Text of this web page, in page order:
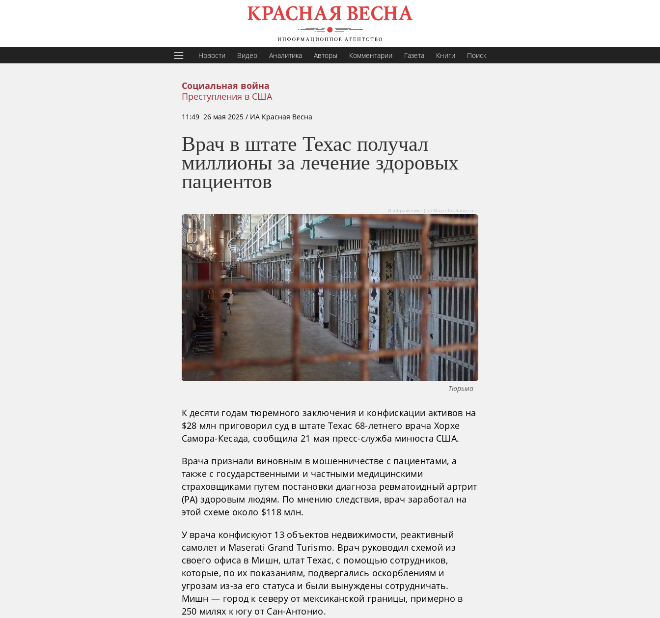
Новости Видео Аналитика Авторы Комментарии Газета Книги Поиск
Социальная война
Преступления в США
11:49 26 мая 2025 / ИА Красная Весна
Врач в штате Техас получал
миллионы за лечение здоровых
пациентов
Изображение: (cc) Marcello Rabozzi
Тюрьма
К десяти годам тюремного заключения и конфискации активов на
$28 млн приговорил суд в штате Техас 68-летнего врача Хорхе
Самора-Кесада, сообщила 21 мая пресс-служба минюста США.
Врача признали виновным в мошенничестве с пациентами, а
также с государственными и частными медицинскими
страховщиками путем постановки диагноза ревматоидный артрит
(РА) здоровым людям. По мнению следствия, врач заработал на
этой схеме около $118 млн.
У врача конфискуют 13 объектов недвижимости, реактивный
самолет и Maserati Grand Turismo. Врач руководил схемой из
своего офиса в Мишн, штат Техас, с помощью сотрудников,
которые, по их показаниям, подвергались оскорблениям и
угрозам из-за его статуса и были вынуждены сотрудничать.
Мишн — город к северу от мексиканской границы, примерно в
250 милях к югу от Сан-Антонио.